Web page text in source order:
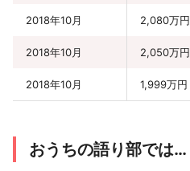
2018年10月 2,080万円
2018年10月 2,050万円
2018年10月 1,999万円
おうちの語り部では…